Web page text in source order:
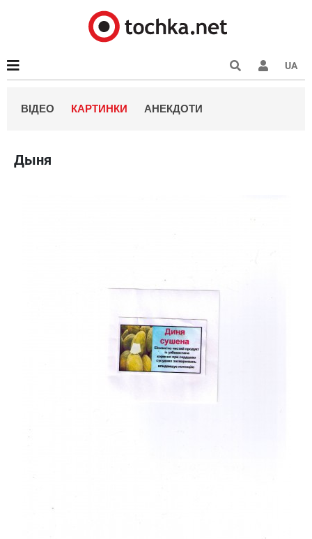
UA
ВІДЕО КАРТИНКИ АНЕКДОТИ
Дыня